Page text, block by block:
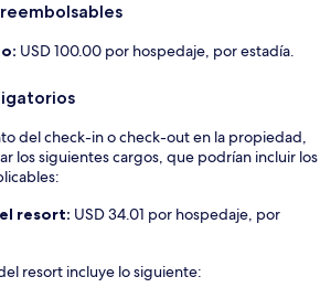
USD 100.00 por hospedaje, por estadía.
del check-in o check-out en la propiedad,
los siguientes cargos, que podrían incluir los
resort: USD 34.01 por hospedaje, por
resort incluye lo siguiente: